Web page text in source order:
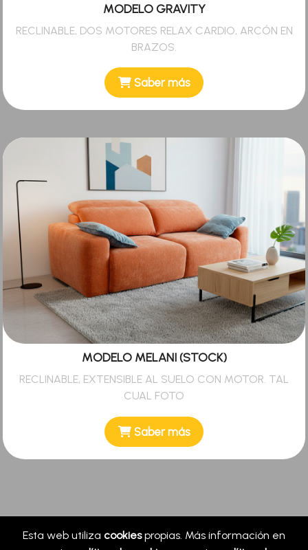
Esta web utiliza cookiespropias. Más información en
MODELO GRAVITY
RECLINABLE, DOS MOTORES RELAX CARDIO, ARCÓN EN
BRAZOS.
Saber más
MODELO MELANI (STOCK)
RECLINABLE, EXTENSIBLE AL SUELO CON MOTOR. TAL
CUAL FOTO
Saber más